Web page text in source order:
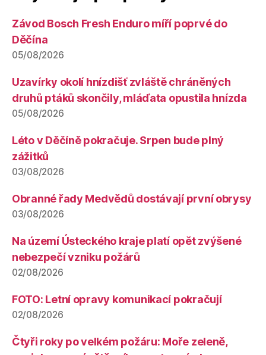
Závod Bosch Fresh Enduro míří poprvé do
Děčína
05/08/2026
Uzavírky okolí hnízdišť zvláště chráněných
druhů ptáků skončily, mláďata opustila hnízda
05/08/2026
Léto v Děčíně pokračuje. Srpen bude plný
zážitků
03/08/2026
Obranné řady Medvědů dostávají první obrysy
03/08/2026
Na území Ústeckého kraje platí opět zvýšené
nebezpečí vzniku požárů
02/08/2026
FOTO: Letní opravy komunikací pokračují
02/08/2026
Čtyři roky po velkém požáru: Moře zeleně,